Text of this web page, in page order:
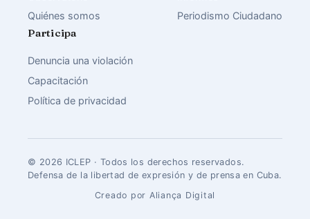
Quiénes somos
Periodismo Ciudadano
Participa
Denuncia una violación
Capacitación
Política de privacidad
© 2026 ICLEP · Todos los derechos reservados.
Defensa de la libertad de expresión y de prensa en Cuba.
Creado por Aliança Digital